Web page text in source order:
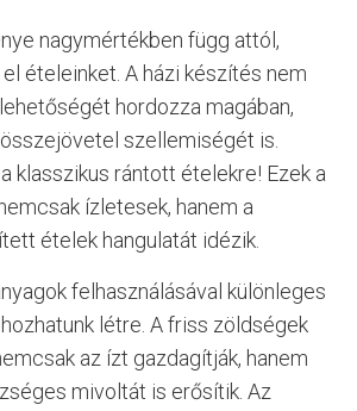
nagymértékben függ attól,
ételeinket. A házi készítés nem
hordozza magában,
szellemiségét is.
klasszikus rántott ételekre! Ezek a
ízletesek, hanem a
ételek hangulatát idézik.
felhasználásával különleges
létre. A friss zöldségek
az ízt gazdagítják, hanem
mivoltát is erősítik. Az